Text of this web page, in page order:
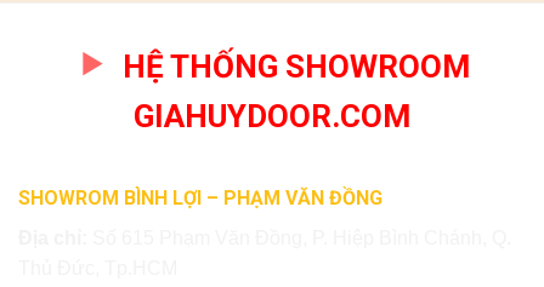
HỆ THỐNG SHOWROOM
GIAHUYDOOR.COM
SHOWROM BÌNH LỢI – PHẠM VĂN ĐỒNG